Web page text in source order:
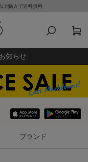
上購入で送料無料
知らせ
ブランド